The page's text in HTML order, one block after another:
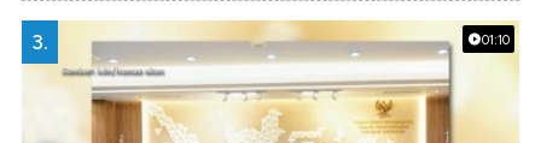
01:10
3.